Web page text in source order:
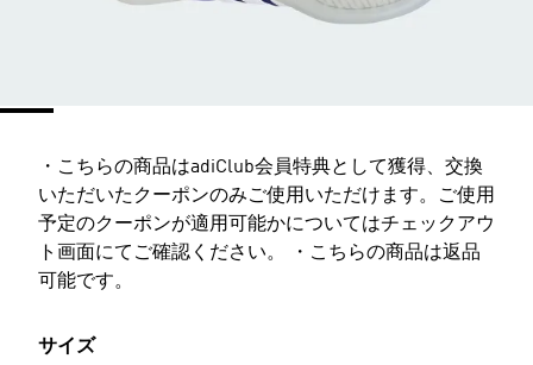
・こちらの商品はadiClub会員特典として獲得、交換
いただいたクーポンのみご使用いただけます。ご使用
予定のクーポンが適用可能かについてはチェックアウ
ト画面にてご確認ください。 ・こちらの商品は返品
可能です。
サイズ